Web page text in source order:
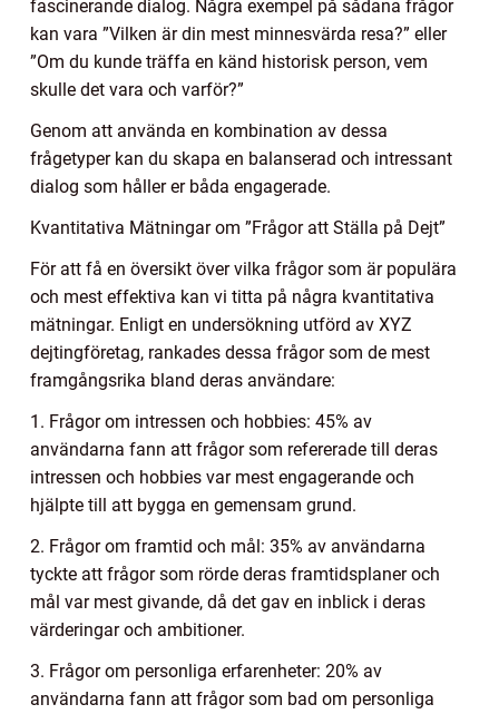
fascinerande dialog. Några exempel på sådana frågor
kan vara ”Vilken är din mest minnesvärda resa?” eller
”Om du kunde träffa en känd historisk person, vem
skulle det vara och varför?”
Genom att använda en kombination av dessa
frågetyper kan du skapa en balanserad och intressant
dialog som håller er båda engagerade.
Kvantitativa Mätningar om ”Frågor att Ställa på Dejt”
För att få en översikt över vilka frågor som är populära
och mest effektiva kan vi titta på några kvantitativa
mätningar. Enligt en undersökning utförd av XYZ
dejtingföretag, rankades dessa frågor som de mest
framgångsrika bland deras användare:
1. Frågor om intressen och hobbies: 45% av
användarna fann att frågor som refererade till deras
intressen och hobbies var mest engagerande och
hjälpte till att bygga en gemensam grund.
2. Frågor om framtid och mål: 35% av användarna
tyckte att frågor som rörde deras framtidsplaner och
mål var mest givande, då det gav en inblick i deras
värderingar och ambitioner.
3. Frågor om personliga erfarenheter: 20% av
användarna fann att frågor som bad om personliga